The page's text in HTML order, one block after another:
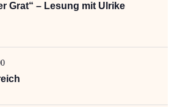
Grat“ – Lesung mit Ulrike